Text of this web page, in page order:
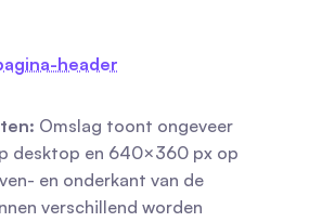
header
Omslag toont ongeveer
desktop en 640×360 px op
en onderkant van de
verschillend worden